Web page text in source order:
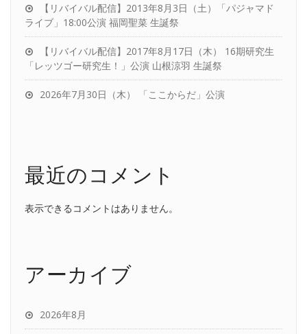
【リバイバル配信】2013年8月3日（土）「パジャマド
ライブ」18:00公演 福岡聖菜 生誕祭
【リバイバル配信】2017年8月17日（木） 16期研究生
「レッツゴー研究生！」公演 山根涼羽 生誕祭
2026年7月30日（木） 「ここからだ」公演
最近のコメント
表示できるコメントはありません。
アーカイブ
2026年8月